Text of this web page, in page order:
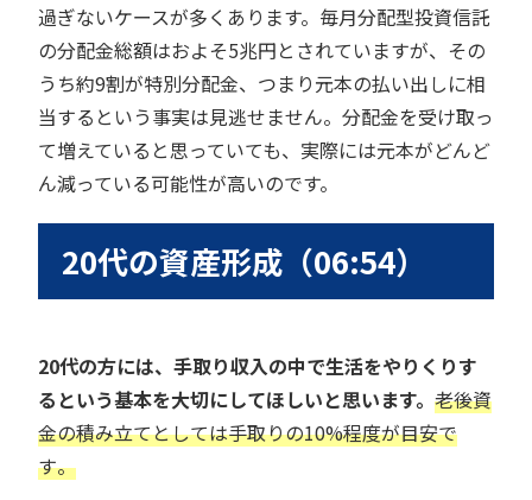
過ぎないケースが多くあります。毎月分配型投資信託
の分配金総額はおよそ5兆円とされていますが、その
うち約9割が特別分配金、つまり元本の払い出しに相
当するという事実は見逃せません。分配金を受け取っ
て増えていると思っていても、実際には元本がどんど
ん減っている可能性が高いのです。
20代の資産形成（06:54）
20代の方には、手取り収入の中で生活をやりくりす
るという基本を大切にしてほしいと思います。 老後資
金の積み立てとしては手取りの10%程度が目安で
す。